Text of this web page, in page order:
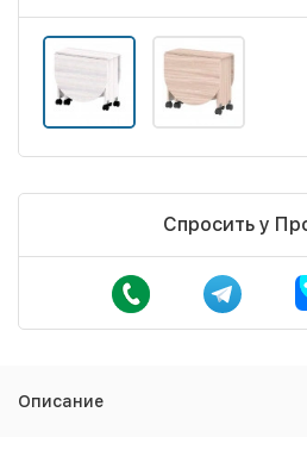
Спросить у
Описание